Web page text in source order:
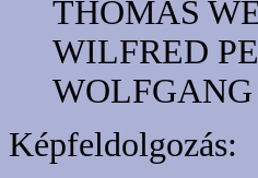
THOMAS
WILFRED
Képfeldolgozás: